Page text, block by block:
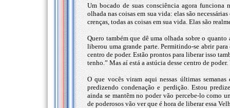
Um bocado de suas consciência agora funciona
olhada nas coisas em sua vida: elas são
crenças, todas as coisas em sua vida. Elas são
Quero também que dê uma olhada sobre o
liberou uma grande parte. Permitindo-se abrir
centro de poder. Estão prontos para liberar isso
tenho.” Mas aí está a astúcia desse centro de
O que vocês viram aqui nessas últimas
predizendo condenação e perdição. Estou
ainda se mantêm no poder vão percebe-lo como
de poderosos vão ver que é hora de liberar essa